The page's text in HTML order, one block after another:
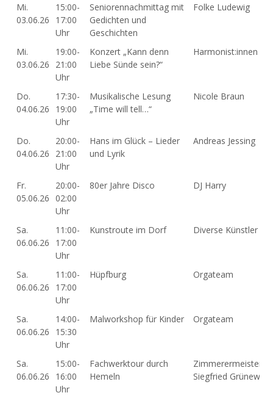
Mi.
03.06.26
15:00-
17:00
Uhr
Seniorennachmittag mit
Gedichten und
Geschichten
Folke Ludewig
Mi.
03.06.26
19:00-
21:00
Uhr
Konzert „Kann denn
Liebe Sünde sein?“
Harmonist:innen
Do.
04.06.26
17:30-
19:00
Uhr
Musikalische Lesung
„Time will tell…“
Nicole Braun
Do.
04.06.26
20:00-
21:00
Uhr
Hans im Glück – Lieder
und Lyrik
Andreas Jessing
Fr.
05.06.26
20:00-
02:00
Uhr
80er Jahre Disco DJ Harry
Sa.
06.06.26
11:00-
17:00
Uhr
Kunstroute im Dorf Diverse Künstler
Sa.
06.06.26
11:00-
17:00
Uhr
Hüpfburg Orgateam
Sa.
06.06.26
14:00-
15:30
Uhr
Malworkshop für Kinder Orgateam
Sa.
06.06.26
15:00-
16:00
Uhr
Fachwerktour durch
Hemeln
Zimmerermeister
Siegfried Grünewald